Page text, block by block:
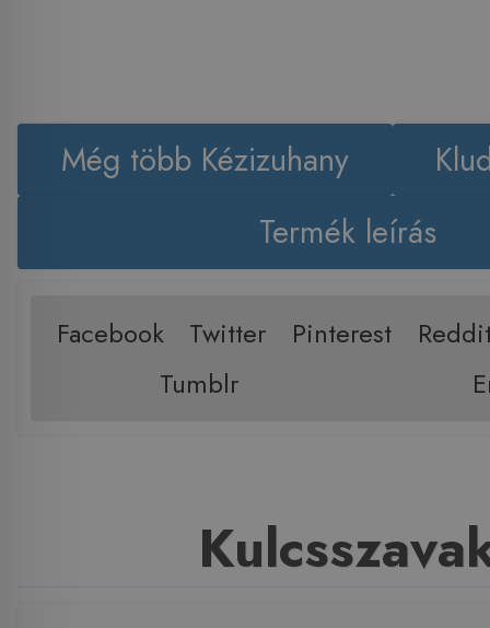
Még több Kézizuhany
Termék leírás
Facebook Twitter Pinterest
Tumblr